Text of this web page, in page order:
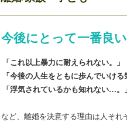
今後にとって一番良
「これ以上暴力に耐えられない。」
「今後の人生をともに歩んでいける
「浮気されているかも知れない…。」
など、離婚を決意する理由は人それ